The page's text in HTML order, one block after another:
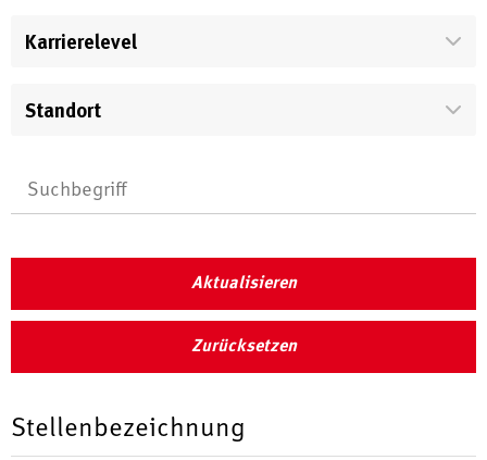
Karrierelevel
Standort
Aktualisieren
Zurücksetzen
Stellenbezeichnung